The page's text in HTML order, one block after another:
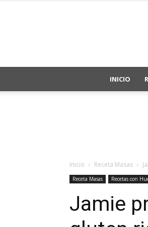
INICIO
Inicio Receta Masas
Receta Masas Recetas con
Jamie